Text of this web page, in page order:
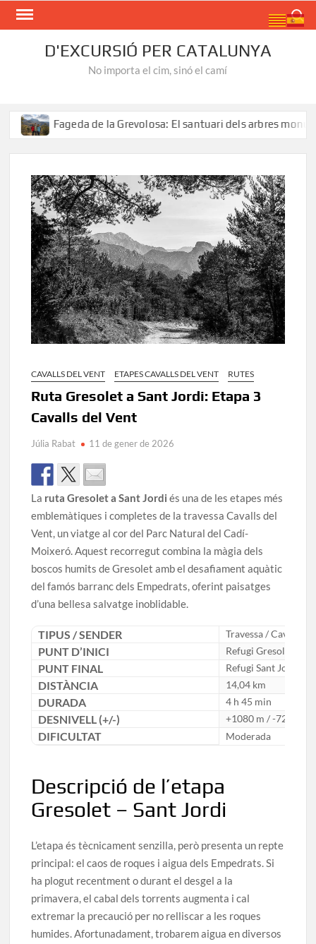
Skip
D'EXCURSIÓ PER CATALUNYA
No importa el cim, sinó el camí
de la Grevolosa: El santuari dels arbres monumentals
CAVALLS DEL VENT ETAPES CAVALLS DEL VENT RUTES
Ruta Gresolet a Sant Jordi: Etapa 3
Cavalls del Vent
Júlia Rabat 11 de gener de 2026
La ruta Gresolet a Sant Jordi és una de les etapes més
emblemàtiques i completes de la travessa Cavalls del
Vent, un viatge al cor del Parc Natural del Cadí-
Moixeró. Aquest recorregut combina la màgia dels
boscos humits de Gresolet amb el desafiament aquàtic
del famós barranc dels Empedrats, oferint paisatges
d’una bellesa salvatge inoblidable.
TIPUS / SENDER Travessa / Cavalls
PUNT D’INICI Refugi Gresolet
PUNT FINAL Refugi Sant Jordi
DISTÀNCIA 14,04 km
DURADA 4 h 45 min
DESNIVELL (+/-) +1080 m / -720 m
DIFICULTAT Moderada
Descripció de l’etapa
Gresolet – Sant Jordi
L’etapa és tècnicament senzilla, però presenta un repte
principal: el caos de roques i aigua dels Empedrats. Si
ha plogut recentment o durant el desgel a la
primavera, el cabal dels torrents augmenta i cal
extremar la precaució per no relliscar a les roques
humides. Afortunadament, trobarem aigua en diversos